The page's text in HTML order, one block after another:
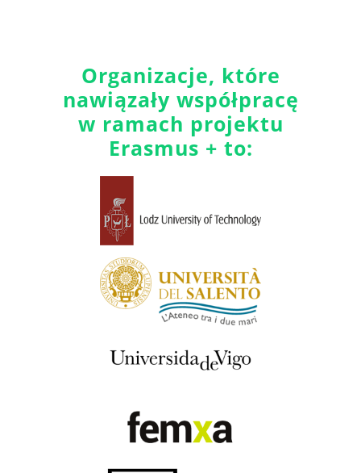
Organizacje, które
nawiązały współpracę
w ramach projektu
Erasmus + to: